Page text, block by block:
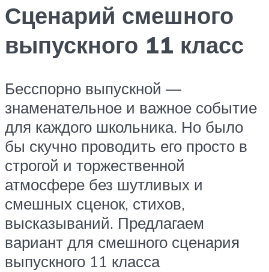
Сценарий смешного
выпускного 11 класс
Бесспорно выпускной —
знаменательное и важное событие
для каждого школьника. Но было
бы скучно проводить его просто в
строгой и торжественной
атмосфере без шутливых и
смешных сценок, стихов,
высказываний. Предлагаем
вариант для смешного сценария
выпускного 11 класса